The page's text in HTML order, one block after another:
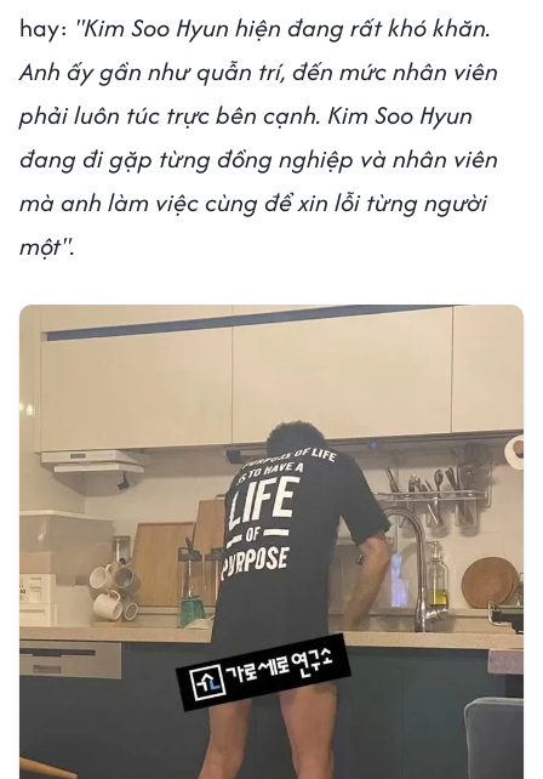
hay: "Kim Soo Hyun hiện đang rất khó khăn.
Anh ấy gần như quẫn trí, đến mức nhân viên
phải luôn túc trực bên cạnh. Kim Soo Hyun
đang đi gặp từng đồng nghiệp và nhân viên
mà anh làm việc cùng để xin lỗi từng người
một".